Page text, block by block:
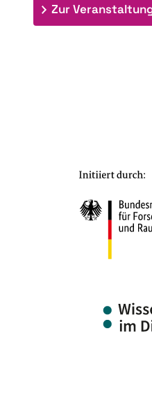
Zur